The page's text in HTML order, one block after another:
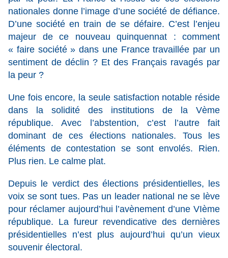
nationales donne l’image d’une société de défiance.
D’une société en train de se défaire. C’est l’enjeu
majeur de ce nouveau quinquennat : comment
« faire société » dans une France travaillée par un
sentiment de déclin ? Et des Français ravagés par
la peur ?
Une fois encore, la seule satisfaction notable réside
dans la solidité des institutions de la Vème
république. Avec l’abstention, c’est l’autre fait
dominant de ces élections nationales. Tous les
éléments de contestation se sont envolés. Rien.
Plus rien. Le calme plat.
Depuis le verdict des élections présidentielles, les
voix se sont tues. Pas un leader national ne se lève
pour réclamer aujourd’hui l’avènement d’une VIème
république. La fureur revendicative des dernières
présidentielles n’est plus aujourd’hui qu’un vieux
souvenir électoral.